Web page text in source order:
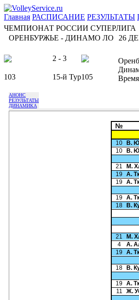
Главная РАСПИСАНИЕ РЕЗУЛЬТАТЫ
ЧЕМПИОНАТ РОССИИ СУПЕРЛИГА
ОРЕНБУРЖЬЕ - ДИНАМО ЛО
26
2 - 3
103 15-й Тур105
Время
АНОНС
РЕЗУЛЬТАТЫ
ДИНАМИКА
№
10 В.
10
В.
21 М.
19 А.
19 А.
19 А.
18
В.
21 М.
4
А.
19 А.
18 В.
19 А.
11
Ж.